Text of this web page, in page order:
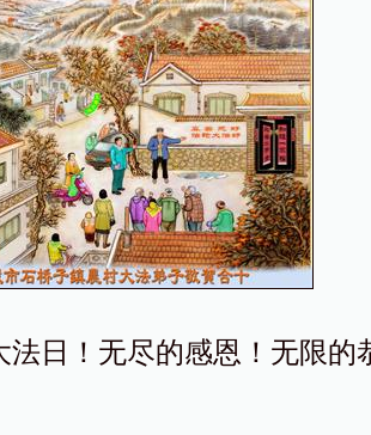
法日！无尽的感恩！无限的